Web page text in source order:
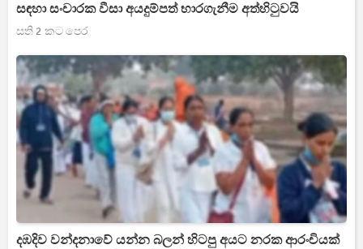
සඳහා සංචාරක වීසා අයදුම්පත් භාරගැනීම අත්හිටුවයි
සති 2 කට පෙර
දඹදිව වන්දනාවේ යන්න බලන් හිටපු අයට නරක ආරංචියක්